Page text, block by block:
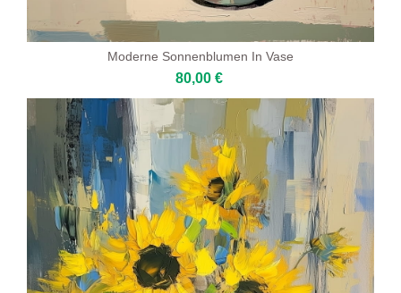
Moderne Sonnenblumen In Vase
80,00 €